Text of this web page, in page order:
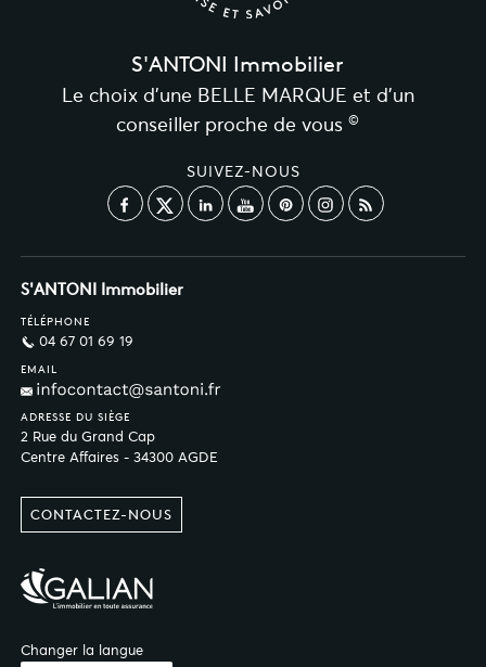
S'ANTONI Immobilier
Le choix d’une BELLE MARQUE et d’un
conseiller proche de vous ©
SUIVEZ-NOUS
S'ANTONI Immobilier
TÉLÉPHONE
04 67 01 69 19
EMAIL
ADRESSE DU SIÈGE
2 Rue du Grand Cap
Centre Affaires - 34300 AGDE
CONTACTEZ-NOUS
Changer la langue